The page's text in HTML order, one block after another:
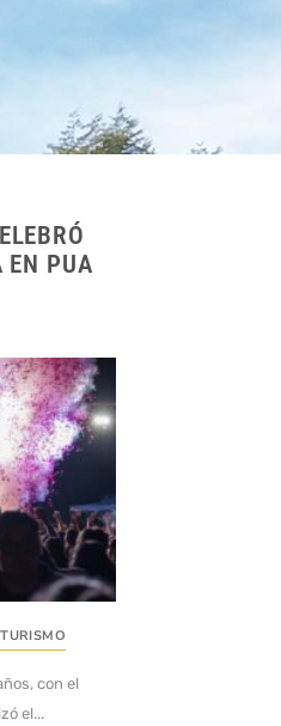
EN PUA
TURISMO
con el
el...